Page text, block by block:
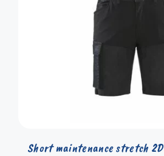
Short maintenance stretch 2D